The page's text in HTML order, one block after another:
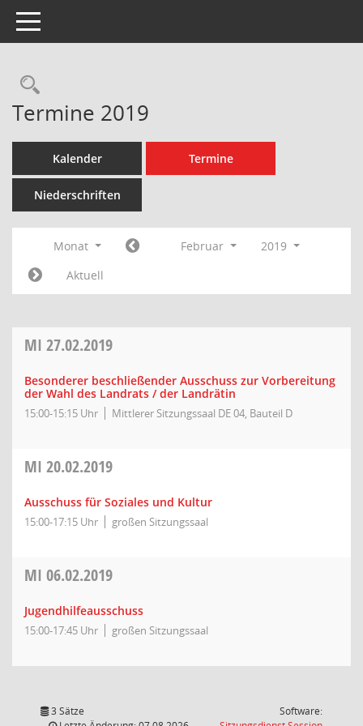
Toggle navigation
Rechercheauswahl
Termine 2019
Kalender Termine
Niederschriften
Monat Februar
2019
Aktuell
MI 27.02.2019
Besonderer beschließender Ausschuss zur Vorbereitung
der Wahl des Landrats / der Landrätin
15:00-15:15 Uhr Mittlerer Sitzungssaal DE 04, Bauteil D
MI 20.02.2019
Ausschuss für Soziales und Kultur
15:00-17:15 Uhr großen Sitzungssaal
MI 06.02.2019
Jugendhilfeausschuss
15:00-17:45 Uhr großen Sitzungssaal
3 Sätze
Software: